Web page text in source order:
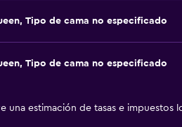
Tipo de cama no especificado
Tipo de cama no especificado
una estimación de tasas e impuestos